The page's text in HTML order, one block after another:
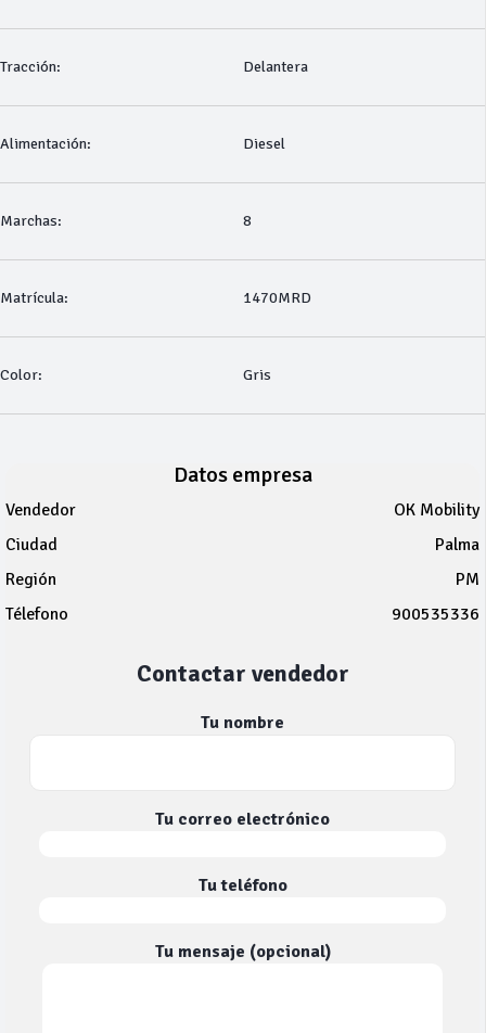
Tracción: Delantera
Alimentación: Diesel
Marchas: 8
Matrícula: 1470MRD
Color: Gris
Datos empresa
Vendedor
OK Mobility
Ciudad
Palma
Región
PM
Télefono
900535336
Contactar vendedor
Tu nombre
Tu correo electrónico
Tu teléfono
Tu mensaje (opcional)